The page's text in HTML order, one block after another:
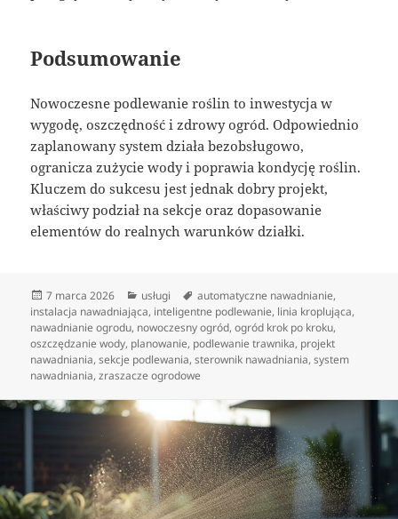
Podsumowanie
Nowoczesne podlewanie roślin to inwestycja w
wygodę, oszczędność i zdrowy ogród. Odpowiednio
zaplanowany system działa bezobsługowo,
ogranicza zużycie wody i poprawia kondycję roślin.
Kluczem do sukcesu jest jednak dobry projekt,
właściwy podział na sekcje oraz dopasowanie
elementów do realnych warunków działki.
Data
publikacji
7 marca 2026 Kategorie
usługi Tagi
automatyczne nawadnianie,
instalacja nawadniająca, inteligentne podlewanie, linia kroplująca,
nawadnianie ogrodu, nowoczesny ogród,ogród krok po kroku,
oszczędzanie wody, planowanie, podlewanie trawnika, projekt
nawadniania,sekcje podlewania,sterownik nawadniania,system
nawadniania,zraszacze ogrodowe